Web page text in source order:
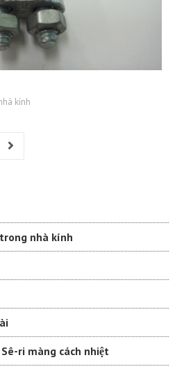
kính
nhà kính
ri màng cách nhiệt